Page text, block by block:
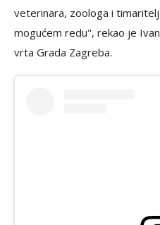
veterinara, zoologa i
mogućem redu", rekao je
vrta Grada Zagreba.